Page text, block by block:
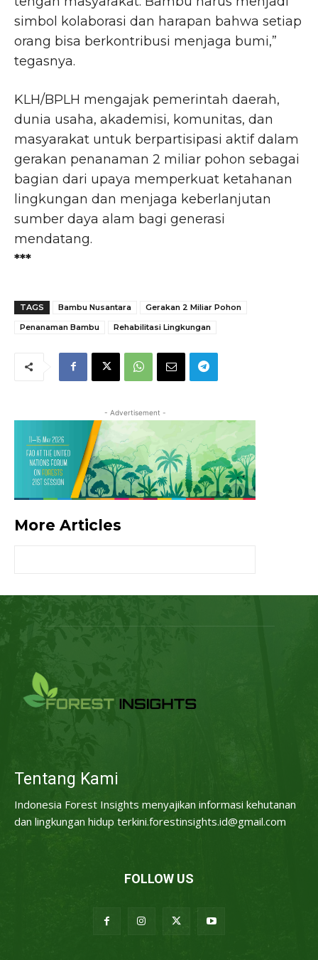
simbol kolaborasi dan harapan bahwa setiap
orang bisa berkontribusi menjaga bumi,”
tegasnya.
KLH/BPLH mengajak pemerintah daerah,
dunia usaha, akademisi, komunitas, dan
masyarakat untuk berpartisipasi aktif dalam
gerakan penanaman 2 miliar pohon sebagai
bagian dari upaya memperkuat ketahanan
lingkungan dan menjaga keberlanjutan
sumber daya alam bagi generasi
mendatang.
***
TAGS Bambu Nusantara
Gerakan 2 Miliar Pohon
Penanaman Bambu
Rehabilitasi Lingkungan
- Advertisement -
More Articles
Tentang Kami
Indonesia Forest Insights menyajikan informasi kehutanan
dan lingkungan hidup terkini.forestinsights.id@gmail.com
FOLLOW US